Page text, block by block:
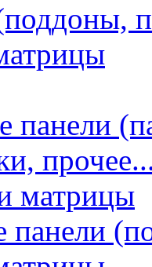
панели
матрицы